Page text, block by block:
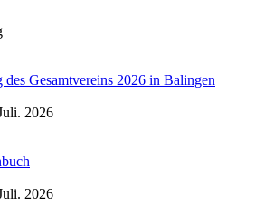
Gesamtvereins 2026 in Balingen
2026
2026